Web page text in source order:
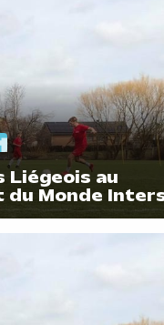
Liégeois au
du Monde